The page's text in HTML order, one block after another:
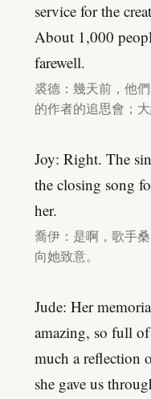
service for the
About 1,000
farewell.
裘德：幾天前，他
的作者的追思會；
Joy: Right. The
the closing song
her.
喬伊：是啊，歌手
向她致意。
Jude: Her
amazing, so full
much a reflection
she gave us